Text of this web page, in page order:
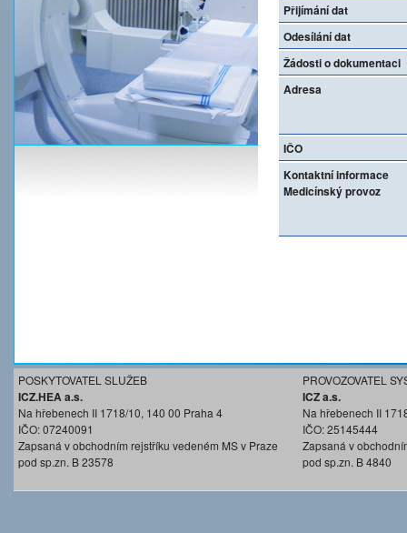
Přijímání dat
Odesílání dat
Žádosti o dokumentaci
Adresa
IČO
Kontaktní informace
Medicínský provoz
POSKYTOVATEL SLUŽEB
ICZ.HEA a.s.
Na hřebenech II 1718/10, 140 00 Praha 4
IČO: 07240091
Zapsaná v obchodním rejstříku vedeném MS v Praze
pod sp.zn. B 23578
PROVOZOVATEL
ICZ a.s.
Na hřebenech II
IČO: 25145444
Zapsaná v
pod sp.zn. B 4840